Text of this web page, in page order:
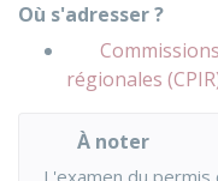
Où s'adresser ?
régionales
À noter
L'examen du